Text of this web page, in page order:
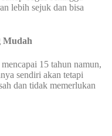
lebih sejuk dan bisa
Mudah
15 tahun namun,
sendiri akan tetapi
dan tidak memerlukan